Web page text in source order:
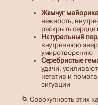
Жемчуг майорика
нежность,
раскрыть сердце
Натуральный
внутреннюю
умиротворению
Серебристые
удачи,
негатив и
ситуации
🌀 Совокупность этих